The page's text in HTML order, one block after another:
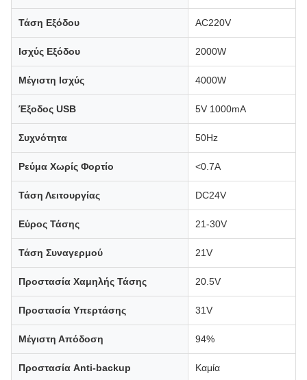
Τάση Εξόδου AC220V
Ισχύς Εξόδου 2000W
Μέγιστη Ισχύς 4000W
Έξοδος USB 5V 1000mA
Συχνότητα 50Hz
Ρεύμα Χωρίς Φορτίο <0.7A
Τάση Λειτουργίας DC24V
Εύρος Τάσης 21-30V
Τάση Συναγερμού 21V
Προστασία Χαμηλής Τάσης 20.5V
Προστασία Υπερτάσης 31V
Μέγιστη Απόδοση 94%
Προστασία Anti-backup Καμία